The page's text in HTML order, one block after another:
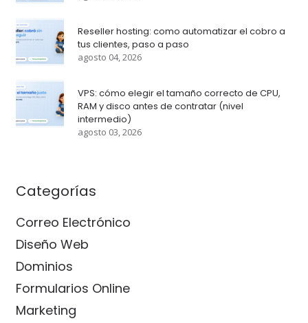
Reseller hosting: como automatizar el cobro a
tus clientes, paso a paso
agosto 04, 2026
VPS: cómo elegir el tamaño correcto de CPU,
RAM y disco antes de contratar (nivel
intermedio)
agosto 03, 2026
Categorías
Correo Electrónico
Diseño Web
Dominios
Formularios Online
Marketing